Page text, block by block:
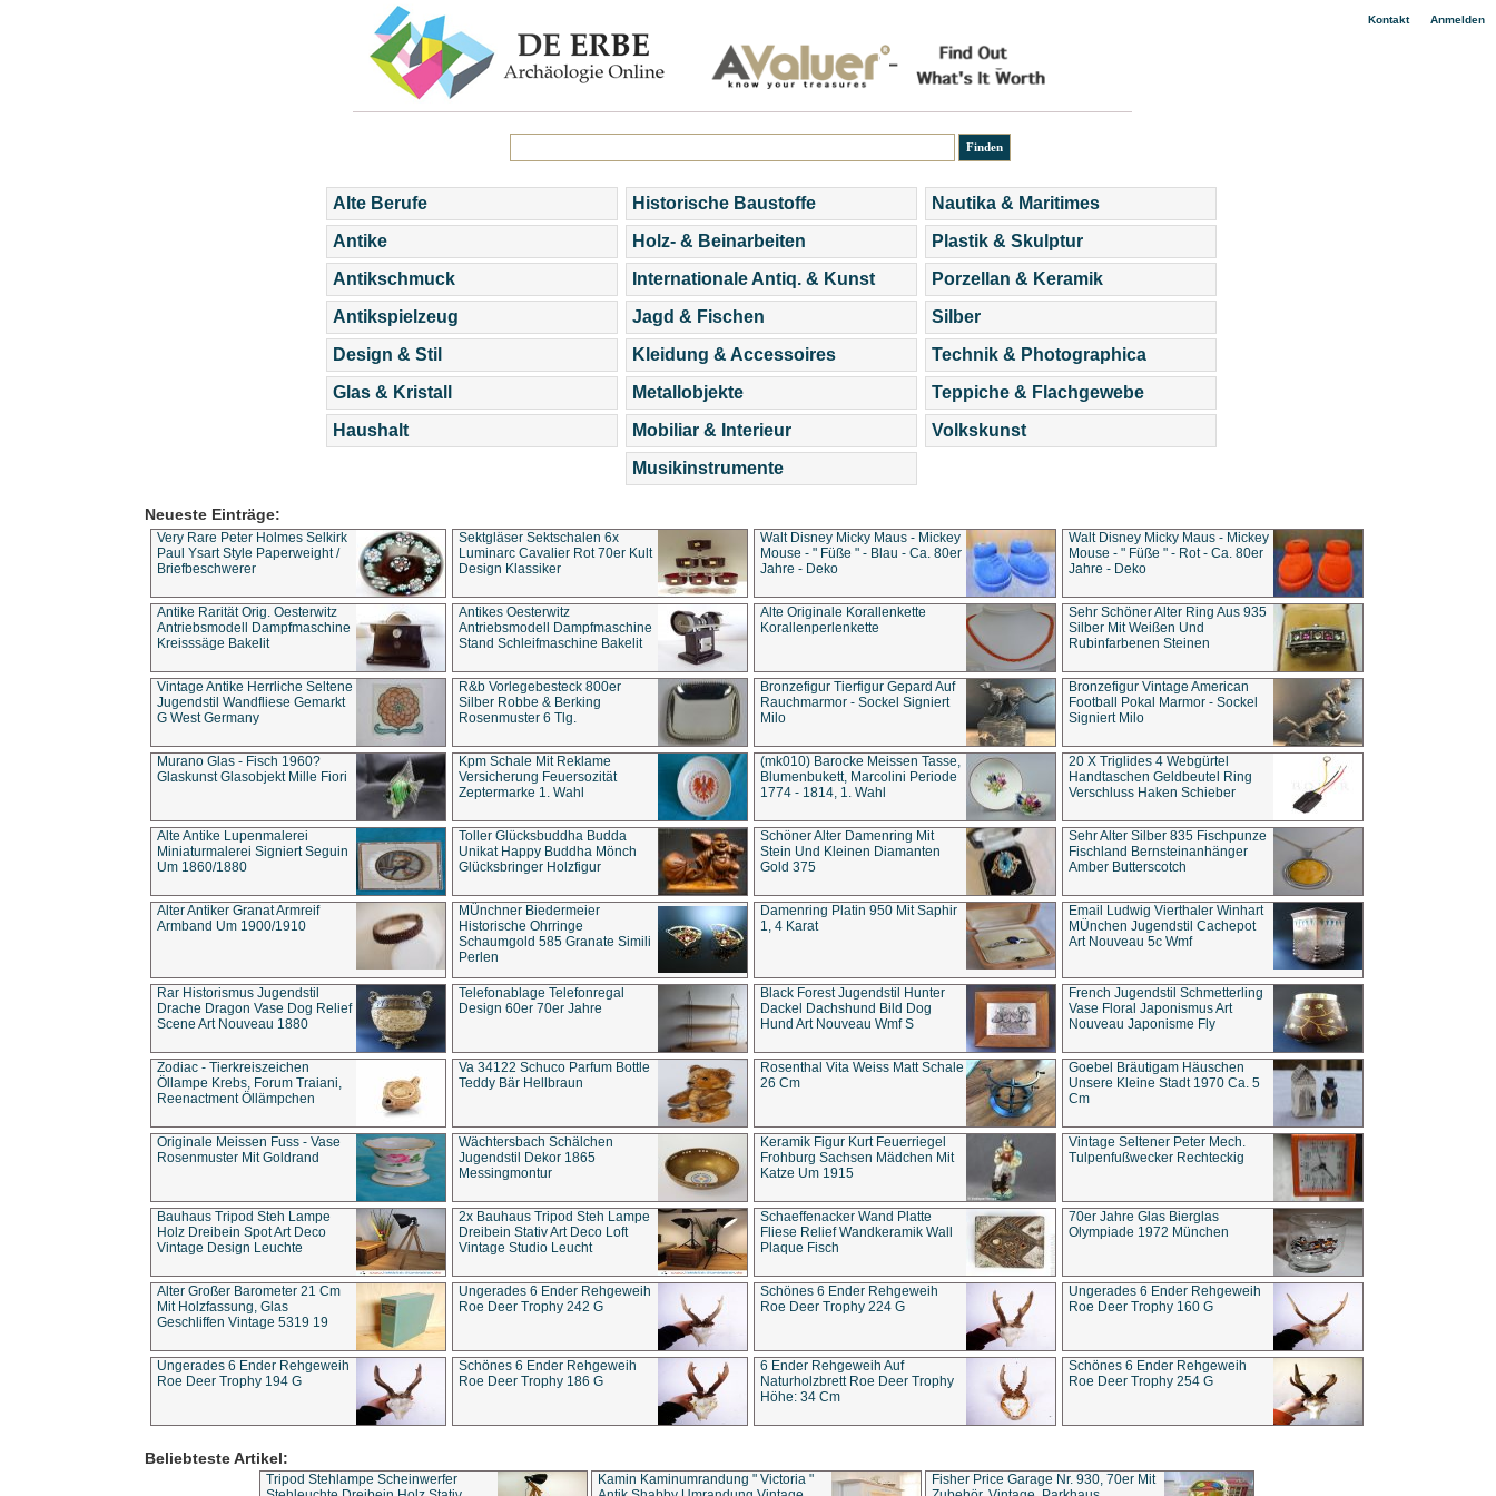
Kontakt| Anmelden
Alte Berufe
Antike
Antikschmuck
Antikspielzeug
Design & Stil
Glas & Kristall
Haushalt
Historische Baustoffe
Holz- & Beinarbeiten
Internationale Antiq. & Kunst
Jagd & Fischen
Kleidung & Accessoires
Metallobjekte
Mobiliar & Interieur
Musikinstrumente
Nautika & Maritimes
Plastik & Skulptur
Porzellan & Keramik
Silber
Technik & Photographica
Teppiche & Flachgewebe
Volkskunst
Neueste Einträge:
Very Rare Peter Holmes Selkirk
Paul Ysart Style Paperweight /
Briefbeschwerer
Sektgläser Sektschalen 6x
Luminarc Cavalier Rot 70er Kult
Design Klassiker
Walt Disney Micky Maus - Mickey
Mouse - " Füße " - Blau - Ca. 80er
Jahre - Deko
Walt Disney Micky Maus - Mickey
Mouse - " Füße " - Rot - Ca. 80er
Jahre - Deko
Antike Rarität Orig. Oesterwitz
Antriebsmodell Dampfmaschine
Kreisssäge Bakelit
Antikes Oesterwitz
Antriebsmodell Dampfmaschine
Stand Schleifmaschine Bakelit
Alte Originale Korallenkette
Korallenperlenkette
Sehr Schöner Alter Ring Aus 935
Silber Mit Weißen Und
Rubinfarbenen Steinen
Vintage Antike Herrliche Seltene
Jugendstil Wandfliese Gemarkt
G West Germany
R&b Vorlegebesteck 800er
Silber Robbe & Berking
Rosenmuster 6 Tlg.
Bronzefigur Tierfigur Gepard Auf
Rauchmarmor - Sockel Signiert
Milo
Bronzefigur Vintage American
Football Pokal Marmor - Sockel
Signiert Milo
Murano Glas - Fisch 1960?
Glaskunst Glasobjekt Mille Fiori
Kpm Schale Mit Reklame
Versicherung Feuersozität
Zeptermarke 1. Wahl
(mk010) Barocke Meissen Tasse,
Blumenbukett, Marcolini Periode
1774 - 1814, 1. Wahl
20 X Triglides 4 Webgürtel
Handtaschen Geldbeutel Ring
Verschluss Haken Schieber
Alte Antike Lupenmalerei
Miniaturmalerei Signiert Seguin
Um 1860/1880
Toller Glücksbuddha Budda
Unikat Happy Buddha Mönch
Glücksbringer Holzfigur
Schöner Alter Damenring Mit
Stein Und Kleinen Diamanten
Gold 375
Sehr Alter Silber 835 Fischpunze
Fischland Bernsteinanhänger
Amber Butterscotch
Alter Antiker Granat Armreif
Armband Um 1900/1910
MÜnchner Biedermeier
Historische Ohrringe
Schaumgold 585 Granate Simili
Perlen
Damenring Platin 950 Mit Saphir
1, 4 Karat
Email Ludwig Vierthaler Winhart
MÜnchen Jugendstil Cachepot
Art Nouveau 5c Wmf
Rar Historismus Jugendstil
Drache Dragon Vase Dog Relief
Scene Art Nouveau 1880
Telefonablage Telefonregal
Design 60er 70er Jahre
Black Forest Jugendstil Hunter
Dackel Dachshund Bild Dog
Hund Art Nouveau Wmf S
French Jugendstil Schmetterling
Vase Floral Japonismus Art
Nouveau Japonisme Fly
Zodiac - Tierkreiszeichen
Öllampe Krebs, Forum Traiani,
Reenactment Öllämpchen
Va 34122 Schuco Parfum Bottle
Teddy Bär Hellbraun
Rosenthal Vita Weiss Matt Schale
26 Cm
Goebel Bräutigam Häuschen
Unsere Kleine Stadt 1970 Ca. 5
Cm
Originale Meissen Fuss - Vase
Rosenmuster Mit Goldrand
Wächtersbach Schälchen
Jugendstil Dekor 1865
Messingmontur
Keramik Figur Kurt Feuerriegel
Frohburg Sachsen Mädchen Mit
Katze Um 1915
Vintage Seltener Peter Mech.
Tulpenfußwecker Rechteckig
Bauhaus Tripod Steh Lampe
Holz Dreibein Spot Art Deco
Vintage Design Leuchte
2x Bauhaus Tripod Steh Lampe
Dreibein Stativ Art Deco Loft
Vintage Studio Leucht
Schaeffenacker Wand Platte
Fliese Relief Wandkeramik Wall
Plaque Fisch
70er Jahre Glas Bierglas
Olympiade 1972 München
Alter Großer Barometer 21 Cm
Mit Holzfassung, Glas
Geschliffen Vintage 5319 19
Ungerades 6 Ender Rehgeweih
Roe Deer Trophy 242 G
Schönes 6 Ender Rehgeweih
Roe Deer Trophy 224 G
Ungerades 6 Ender Rehgeweih
Roe Deer Trophy 160 G
Ungerades 6 Ender Rehgeweih
Roe Deer Trophy 194 G
Schönes 6 Ender Rehgeweih
Roe Deer Trophy 186 G
6 Ender Rehgeweih Auf
Naturholzbrett Roe Deer Trophy
Höhe: 34 Cm
Schönes 6 Ender Rehgeweih
Roe Deer Trophy 254 G
Beliebteste Artikel:
Tripod Stehlampe Scheinwerfer
Kamin Kaminumrandung " Victoria "
Fisher Price Garage Nr. 930, 70er Mit